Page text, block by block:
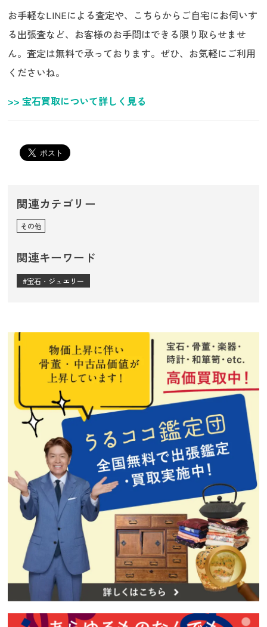
お手軽なLINEによる査定や、こちらからご自宅にお伺いす
る出張査など、お客様のお手間はできる限り取らせませ
ん。査定は無料で承っております。ぜひ、お気軽にご利用
くださいね。
>> 宝石買取について詳しく見る
関連カテゴリー
その他
関連キーワード
宝石・ジュエリー